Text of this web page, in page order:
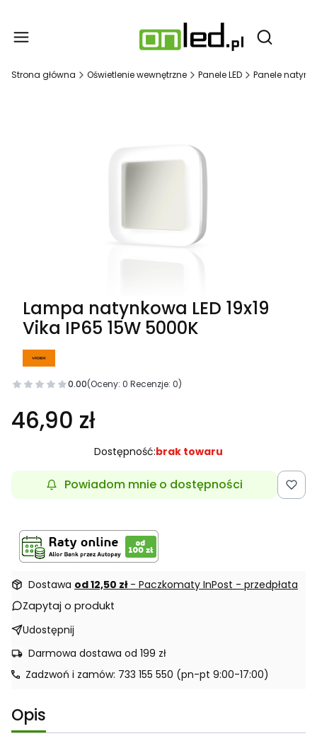
Otwórz
Strona główna Oświetlenie wewnętrzne Panele LED Panele
Lampa natynkowa LED 19x19
Vika IP65 15W 5000K
0.00(Oceny: 0 Recenzje: 0)
46,90 zł
Dostępność:brak towaru
Powiadom mnie o dostępności
Dostawa od 12,50 zł - Paczkomaty InPost - przedpłata
Zapytaj o produkt
Udostępnij
Darmowa dostawa od 199 zł
Zadzwoń i zamów: 733 155 550 (pn-pt 9:00-17:00)
Opis